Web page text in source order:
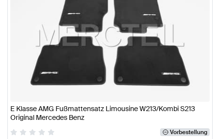
E Klasse AMG Fußmattensatz Limousine W213/Kombi S213
Original Mercedes Benz
Vorbestellung